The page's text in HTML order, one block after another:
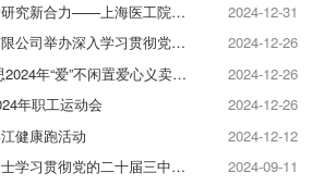
支部与上海市食药检院药品质量研究中心党支部开展党建交流活动
2024-12-31
贯彻党的二十届三中全会精神专题辅导讲座
2024-12-26
爱”不闲置爱心义卖活动圆满收官
2024-12-26
年职工运动会
2024-12-26
健康跑活动
2024-12-12
党的二十届三中全会精神专题宣讲会
2024-09-11